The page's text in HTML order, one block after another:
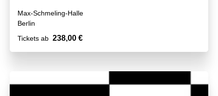
Max-Schmeling-Halle
Berlin
Tickets ab 238,00 €